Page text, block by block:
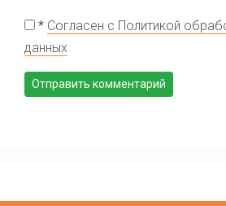
* Согласен с Политикой
данных